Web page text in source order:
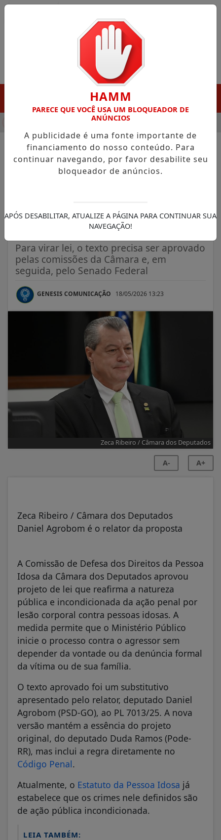
DESTAQUE EM PORTO GRANDE COM ATUAÇÃO VOLTADA
NOTÍCIAS/CÂMARA DOS DEPUTADOS
Comissão aprova proposta
idoso para denúncia de
agressão física
Para virar lei, o texto precisa ser aprovado
pelas comissões da Câmara e, em
seguida, pelo Senado Federal
GENESIS COMUNICAÇÃO 18/05/2026 13:23
Zeca Ribeiro / Câmara dos Deputados
A- A+
Zeca Ribeiro / Câmara dos Deputados
Daniel Agrobom é o relator da proposta
A Comissão de Defesa dos Direitos da Pessoa
Idosa da Câmara dos Deputados aprovou
projeto de lei que reafirma a natureza
pública e incondicionada da ação penal por
lesão corporal contra pessoas idosas. A
medida permite que o Ministério Público
inicie o processo contra o agressor sem
depender da vontade ou da denúncia formal
da vítima ou de sua família.
O texto aprovado foi um substitutivo
apresentado pelo relator, deputado Daniel
Agrobom (PSD-GO), ao PL 7013/25. A nova
versão mantém a essência do projeto
original, do deputado Duda Ramos (Pode-
RR), mas inclui a regra diretamente no
Código Penal.
Atualmente, o Estatuto da Pessoa Idosa já
estabelece que os crimes nele definidos são
de ação pública incondicionada.
LEIA TAMBÉM:
HAMM
PARECE QUE VOCÊ USA UM BLOQUEADOR DE
ANÚNCIOS
A publicidade é uma fonte importante de
financiamento do nosso conteúdo. Para
continuar navegando, por favor desabilite seu
bloqueador de anúncios.
APÓS DESABILITAR, ATUALIZE A PÁGINA PARA CONTINUAR SUA
NAVEGAÇÃO!